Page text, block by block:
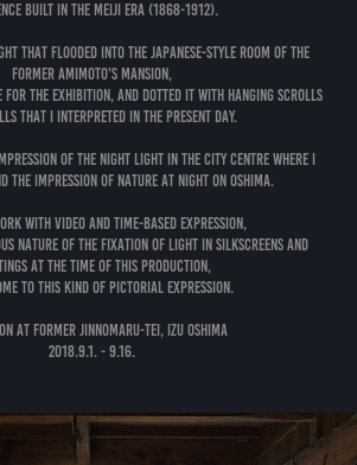
built in the Meiji era (1868-1912).
that flooded into the Japanese-style room of the
former Amimoto's mansion,
for the exhibition, and dotted it with hanging scrolls
that I interpreted in the present day.
of the night light in the city centre where I
the impression of nature at night on Oshima.
with video and time-based expression,
nature of the fixation of light in silkscreens and
at the time of this production,
to this kind of pictorial expression.
at Former Jinnomaru-Tei, Izu Oshima
2018.9.1. - 9.16.